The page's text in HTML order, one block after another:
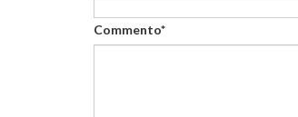
Commento*